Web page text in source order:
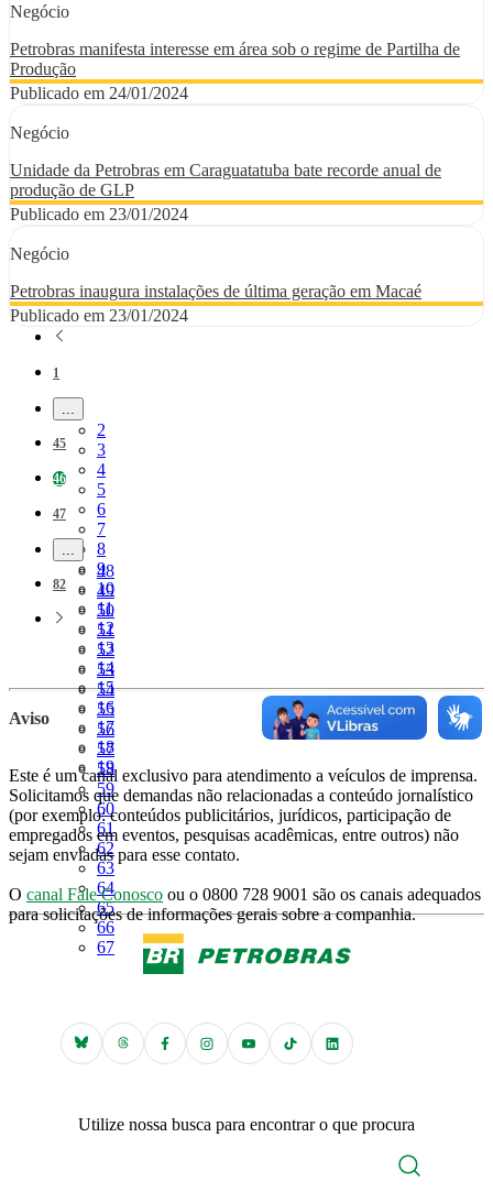
Negócio
Petrobras manifesta interesse em área sob o regime de Partilha de
Produção
Publicado em 24/01/2024
Negócio
Unidade da Petrobras em Caraguatatuba bate recorde anual de
produção de GLP
Publicado em 23/01/2024
Negócio
Petrobras inaugura instalações de última geração em Macaé
Publicado em 23/01/2024
Página
1
...
Páginas intermediárias Usar ABA para navegar.
Página
2
Página
3
Página
4
Página
5
Página
6
Página
7
Página
8
Página
9
Página
10
Página
11
Página
12
Página
13
Página
14
Página
15
Página
16
Página
17
Página
18
Página
19
Página
45
Página
46
Página
47
...
Páginas intermediárias Usar ABA para navegar.
Página
48
Página
49
Página
50
Página
51
Página
52
Página
53
Página
54
Página
55
Página
56
Página
57
Página
58
Página
59
Página
60
Página
61
Página
62
Página
63
Página
64
Página
65
Página
66
Página
67
Página
82
Aviso
Este é um canal exclusivo para atendimento a veículos de imprensa.
Solicitamos que demandas não relacionadas a conteúdo jornalístico
(por exemplo: conteúdos publicitários, jurídicos, participação de
empregados em eventos, pesquisas acadêmicas, entre outros) não
sejam enviadas para esse contato.
O canal Fale Conosco ou o 0800 728 9001 são os canais adequados
para solicitações de informações gerais sobre a companhia.
Utilize nossa busca para encontrar o que procura